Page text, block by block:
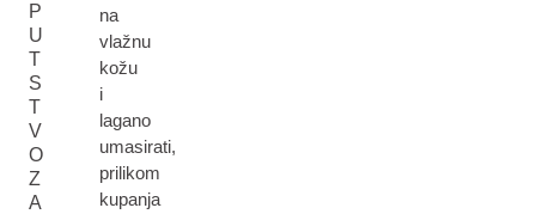
P
U
T
S
T
V
O
Z
A
na
vlažnu
kožu
i
lagano
umasirati,
prilikom
kupanja